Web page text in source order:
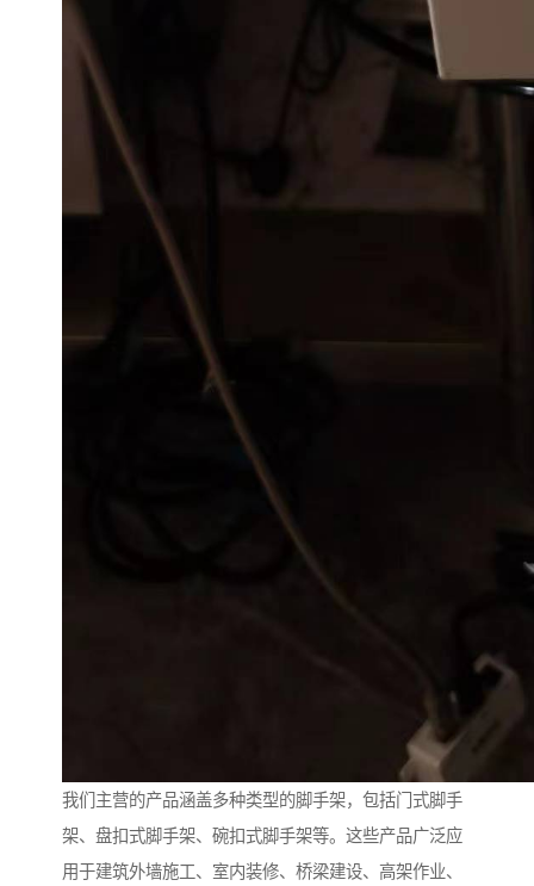
我们主营的产品涵盖多种类型的脚手架，包括门式脚手
架、盘扣式脚手架、碗扣式脚手架等。这些产品广泛应
用于建筑外墙施工、室内装修、桥梁建设、高架作业、